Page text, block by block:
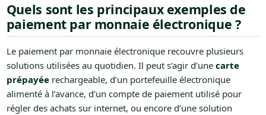
Quels sont les principaux exemples de
paiement par monnaie électronique ?
Le paiement par monnaie électronique recouvre plusieurs
solutions utilisées au quotidien. Il peut s’agir d’une carte
prépayéerechargeable, d’un portefeuille électronique
alimenté à l’avance, d’un compte de paiement utilisé pour
régler des achats sur internet, ou encore d’une solution